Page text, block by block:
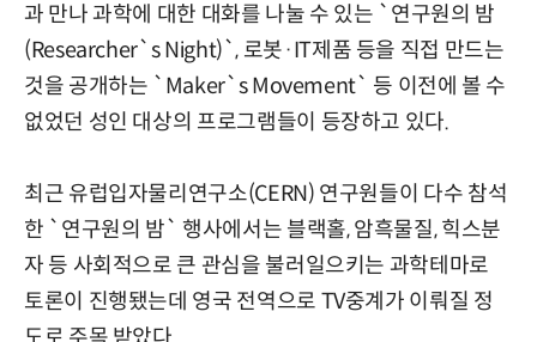
과 만나 과학에 대한 대화를 나눌 수 있는 `연구원의 밤
(Researcher`s Night)`, 로봇·IT제품 등을 직접 만드는
것을 공개하는 `Maker`s Movement` 등 이전에 볼 수
없었던 성인 대상의 프로그램들이 등장하고 있다.
최근 유럽입자물리연구소(CERN) 연구원들이 다수 참석
한 `연구원의 밤` 행사에서는 블랙홀, 암흑물질, 힉스분
자 등 사회적으로 큰 관심을 불러일으키는 과학테마로
토론이 진행됐는데 영국 전역으로 TV중계가 이뤄질 정